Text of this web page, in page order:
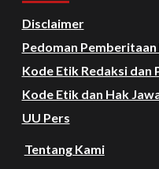
Disclaimer
Pedoman
Kode Etik Redaksi dan
Kode Etik dan Hak
UU Pers
Tentang Kami